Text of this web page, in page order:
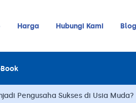
Online Order
Harga Hubungi Kami Blog
Book
Pengusaha Sukses di Usia Muda?